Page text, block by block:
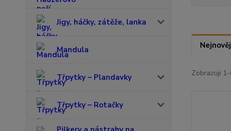
Jigy, háčky, zátěže, lanka
Mandula
Třpytky – Plandavky
Třpytky – Rotačky
Zobrazuji